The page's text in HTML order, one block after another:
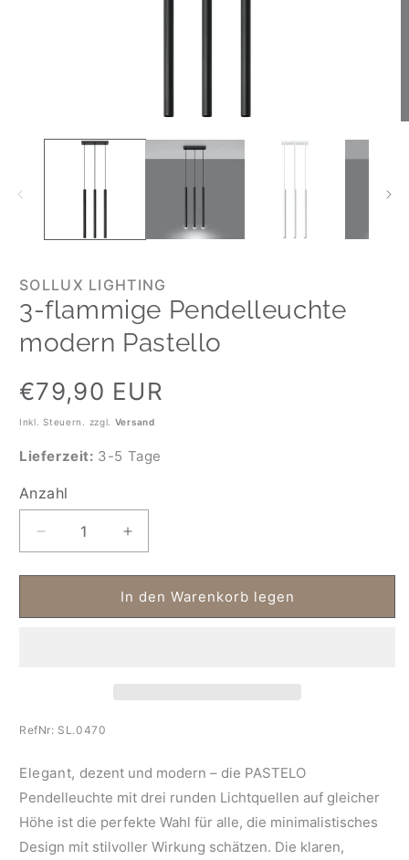
SOLLUX LIGHTING
3-flammige Pendelleuchte
modern Pastello
Normaler
Preis
€79,90 EUR
Inkl. Steuern. zzgl. Versand
Lieferzeit: 3-5 Tage
Anzahl
Anzahl
Verringere
die
Menge
3-
Erhöhe
die
Menge
für
3-
In den Warenkorb legen
RefNr: SL.0470
Elegant, dezent und modern – die PASTELO
Pendelleuchte mit drei runden Lichtquellen auf gleicher
Höhe ist die perfekte Wahl für alle, die minimalistisches
Design mit stilvoller Wirkung schätzen. Die klaren,